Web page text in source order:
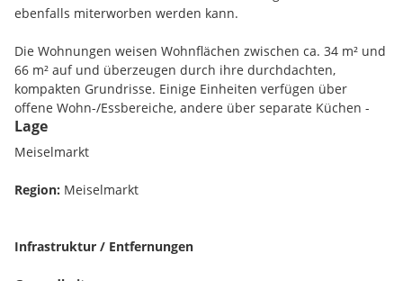
ebenfalls miterworben werden kann.
Die Wohnungen weisen Wohnflächen zwischen ca. 34 m² und
66 m² auf und überzeugen durch ihre durchdachten,
kompakten Grundrisse. Einige Einheiten verfügen über
offene Wohn-/Essbereiche, andere über separate Küchen -
ideal geeignet für Singles, Paare, Anleger oder als
Studentenwohnungen. Die Vielfalt an Größen und
unterschiedlichste Wohnbedürfnisse. Alle Wohnungen
befinden sich in einem gebrauchten Zustand und bieten
eigenen Vorstellungen zu verwirklichen. Mit etwas
handwerklichem Geschick oder den richtigen Professionisten
Lage
Meiselmarkt
Region: Meiselmarkt
Infrastruktur / Entfernungen